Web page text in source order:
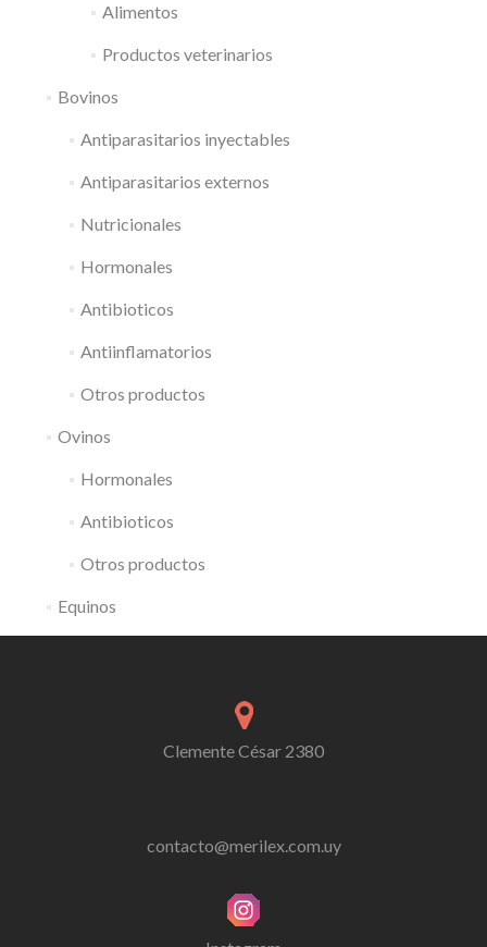
Alimentos
Productos veterinarios
Bovinos
Antiparasitarios inyectables
Antiparasitarios externos
Nutricionales
Hormonales
Antibioticos
Antiinflamatorios
Otros productos
Ovinos
Hormonales
Antibioticos
Otros productos
Equinos
Clemente César 2380
contacto@merilex.com.uy